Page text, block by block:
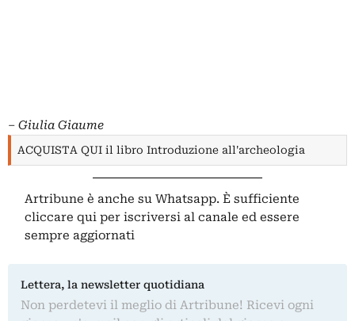
– Giulia Giaume
ACQUISTA QUI il libro Introduzione all'archeologia
Artribune è anche su Whatsapp. È sufficiente
cliccare qui per iscriversi al canale ed essere
sempre aggiornati
Lettera, la newsletter quotidiana
Non perdetevi il meglio di Artribune! Ricevi ogni